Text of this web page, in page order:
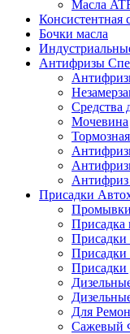
Масла
Консистентная
Бочки масла
Антифризы
Средства
Мочевина
Антифриз
Присадки
Присадка
Присадки
Присадки
Присадки
Для
Сажевый